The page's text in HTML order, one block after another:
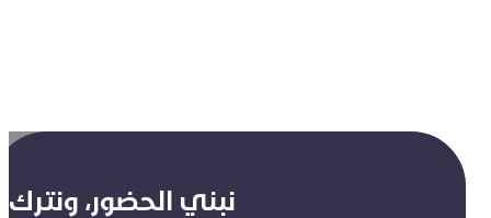
نبني الحضور، ونترك